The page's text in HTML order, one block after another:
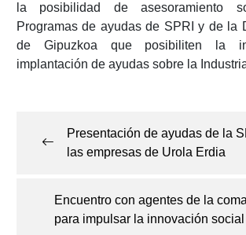
la posibilidad de asesoramiento
Programas de ayudas de SPRI y de la
de Gipuzkoa que posibiliten la
implantación de ayudas sobre la
entradas
Presentación de ayudas de la
las empresas de Urola Erdia
Encuentro con agentes de la
para impulsar la innovación social